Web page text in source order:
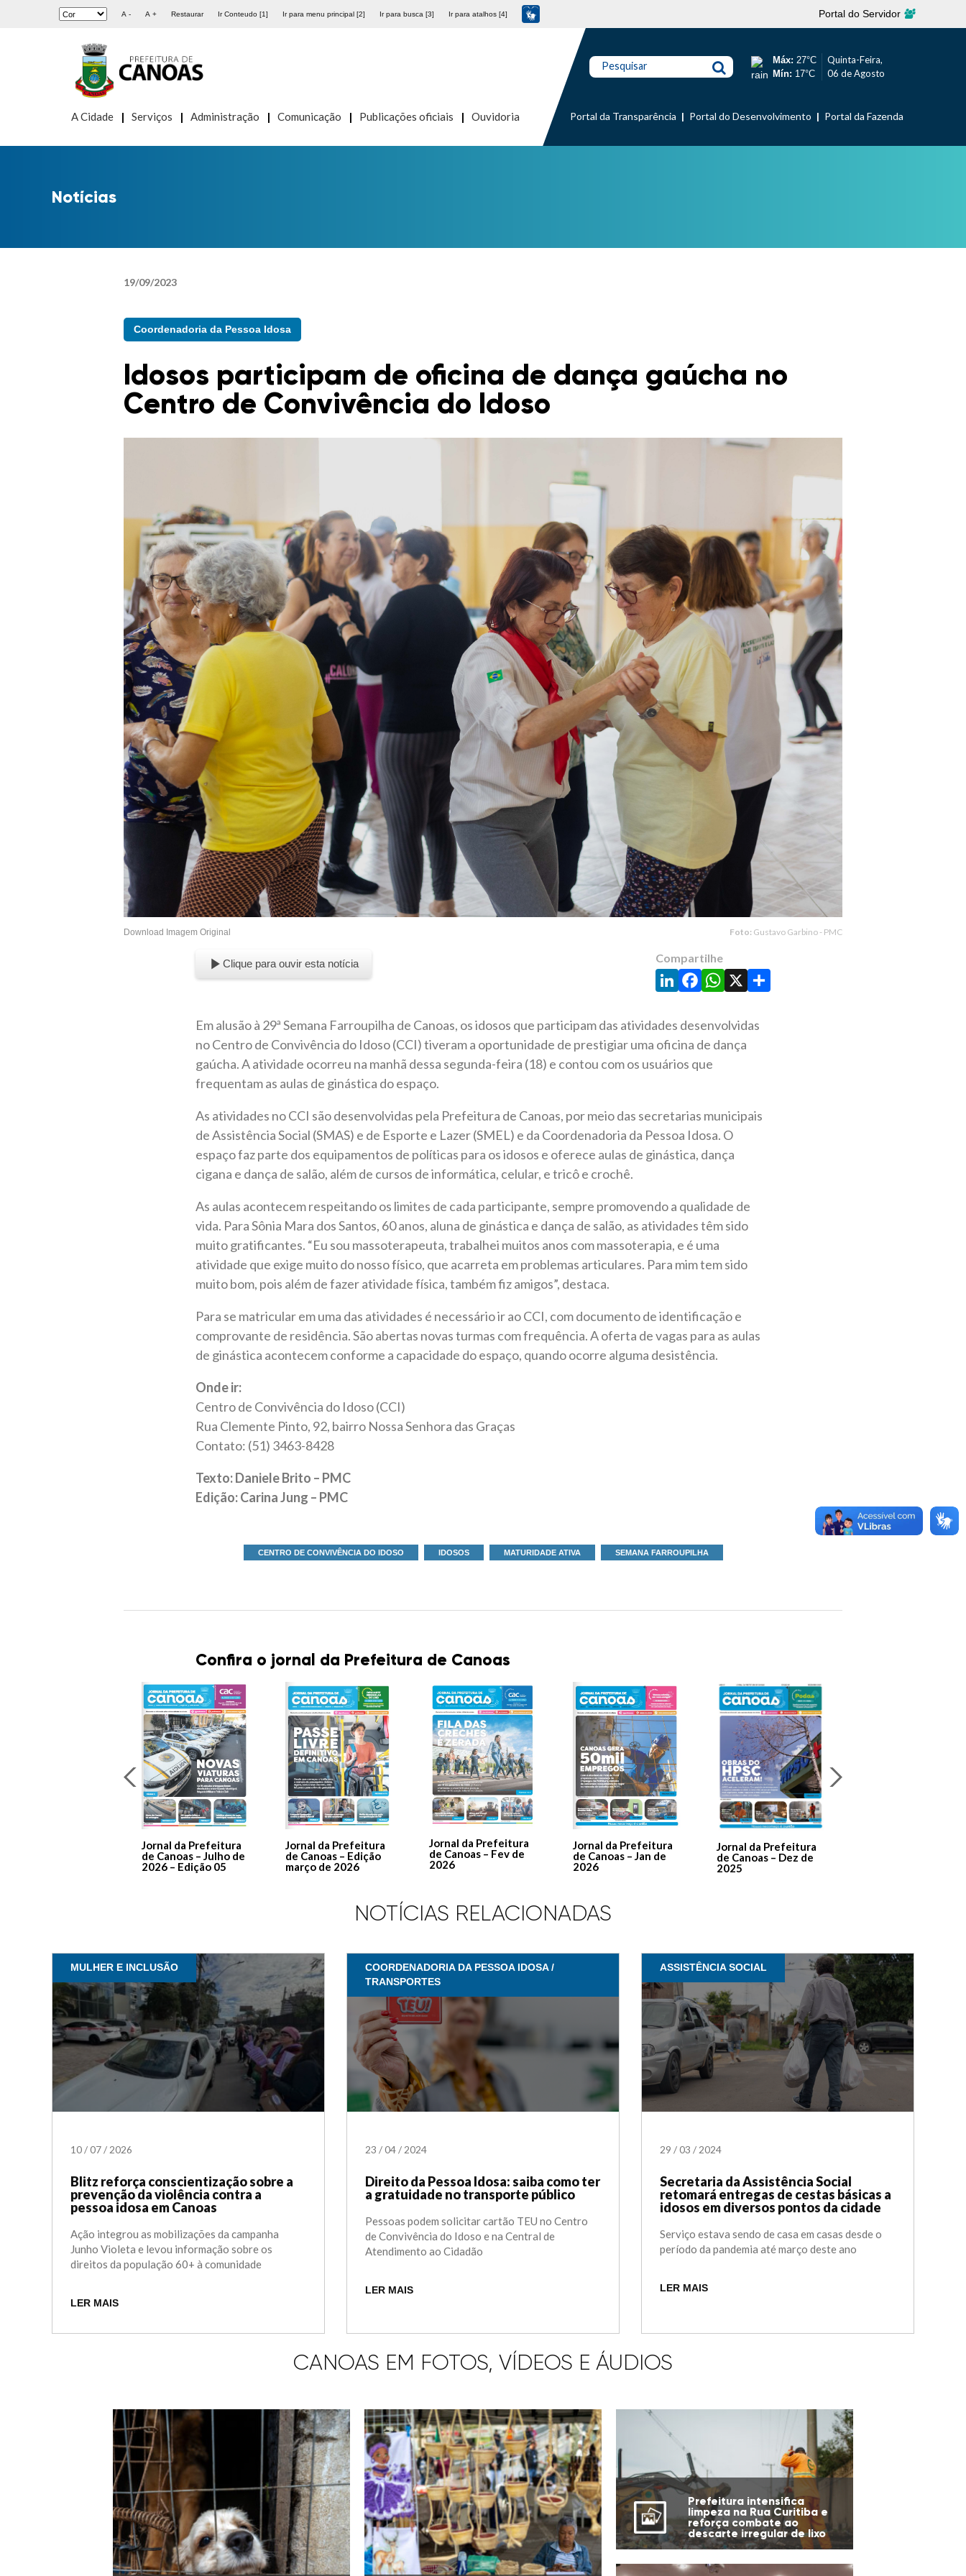
A - A + Restaurar Ir Conteudo [1] Ir para menu principal [2] Ir para busca [3] Ir para atalhos [4] Portal do Servidor
A Cidade Serviços Administração Comunicação Publicações oficiais Ouvidoria
Pesquisar Máx: 27°C
Mín: 17°C
Quinta-Feira,
06 de Agosto
Portal da Transparência Portal do Desenvolvimento Portal da Fazenda
Notícias
19/09/2023
Coordenadoria da Pessoa Idosa
Idosos participam de oficina de dança gaúcha no
Centro de Convivência do Idoso
Download Imagem Original Foto: Gustavo Garbino - PMC
Clique para ouvir esta notícia Compartilhe
LinkedIn
Facebook
WhatsApp
X Share
Em alusão à 29ª Semana Farroupilha de Canoas, os idosos que participam das atividades desenvolvidas
no Centro de Convivência do Idoso (CCI) tiveram a oportunidade de prestigiar uma oficina de dança
gaúcha. A atividade ocorreu na manhã dessa segunda-feira (18) e contou com os usuários que
frequentam as aulas de ginástica do espaço.
As atividades no CCI são desenvolvidas pela Prefeitura de Canoas, por meio das secretarias municipais
de Assistência Social (SMAS) e de Esporte e Lazer (SMEL) e da Coordenadoria da Pessoa Idosa. O
espaço faz parte dos equipamentos de políticas para os idosos e oferece aulas de ginástica, dança
cigana e dança de salão, além de cursos de informática, celular, e tricô e crochê.
As aulas acontecem respeitando os limites de cada participante, sempre promovendo a qualidade de
vida. Para Sônia Mara dos Santos, 60 anos, aluna de ginástica e dança de salão, as atividades têm sido
muito gratificantes. “Eu sou massoterapeuta, trabalhei muitos anos com massoterapia, e é uma
atividade que exige muito do nosso físico, que acarreta em problemas articulares. Para mim tem sido
muito bom, pois além de fazer atividade física, também fiz amigos”, destaca.
Para se matricular em uma das atividades é necessário ir ao CCI, com documento de identificação e
comprovante de residência. São abertas novas turmas com frequência. A oferta de vagas para as aulas
de ginástica acontecem conforme a capacidade do espaço, quando ocorre alguma desistência.
Onde ir:
Centro de Convivência do Idoso (CCI)
Rua Clemente Pinto, 92, bairro Nossa Senhora das Graças
Contato: (51) 3463-8428
Texto: Daniele Brito – PMC
Edição: Carina Jung – PMC
CENTRO DE CONVIVÊNCIA DO IDOSO IDOSOS MATURIDADE ATIVA SEMANA FARROUPILHA
Confira o jornal da Prefeitura de Canoas
Jornal da Prefeitura
de Canoas – Julho de
2026 – Edição 05
Jornal da Prefeitura
de Canoas – Edição
março de 2026
Jornal da Prefeitura
de Canoas – Fev de
2026
Jornal da Prefeitura
de Canoas – Jan de
2026
Jornal da Prefeitura
de Canoas – Dez de
2025
NOTÍCIAS RELACIONADAS
MULHER E INCLUSÃO
10/07/ 2026
Blitz reforça conscientização sobre a
prevenção da violência contra a
pessoa idosa em Canoas
Ação integrou as mobilizações da campanha
Junho Violeta e levou informação sobre os
direitos da população 60+ à comunidade
LER MAIS
COORDENADORIA DA PESSOA IDOSA /
TRANSPORTES
23 /04/ 2024
Direito da Pessoa Idosa: saiba como ter
a gratuidade no transporte público
Pessoas podem solicitar cartão TEU no Centro
de Convivência do Idoso e na Central de
Atendimento ao Cidadão
LER MAIS
ASSISTÊNCIA SOCIAL
29 /03 / 2024
Secretaria da Assistência Social
retomará entregas de cestas básicas a
idosos em diversos pontos da cidade
Serviço estava sendo de casa em casas desde o
período da pandemia até março deste ano
LER MAIS
CANOAS EM FOTOS, VÍDEOS E ÁUDIOS
Prefeitura intensifica
limpeza na Rua Curitiba e
reforça combate ao
descarte irregular de lixo